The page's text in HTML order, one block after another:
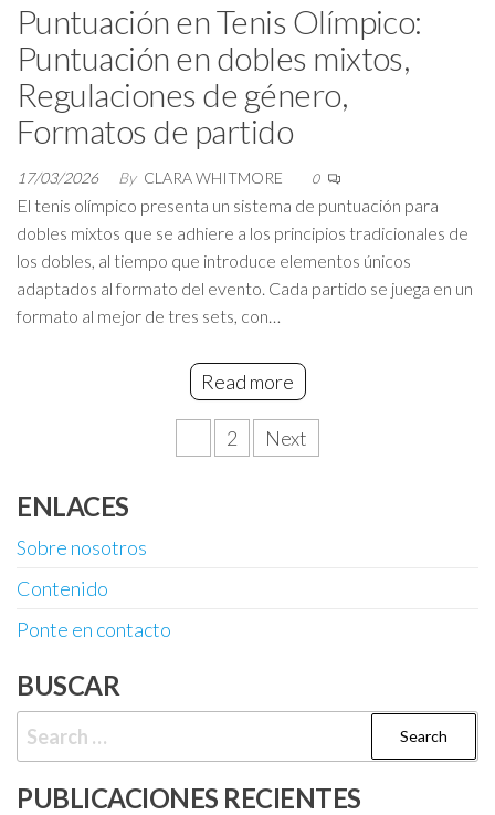
Puntuación en Tenis Olímpico:
Puntuación en dobles mixtos,
Regulaciones de género,
Formatos de partido
17/03/2026 By CLARA WHITMORE 0
El tenis olímpico presenta un sistema de puntuación para
dobles mixtos que se adhiere a los principios tradicionales de
los dobles, al tiempo que introduce elementos únicos
adaptados al formato del evento. Cada partido se juega en un
formato al mejor de tres sets, con…
Read more
2 Next
ENLACES
Sobre nosotros
Contenido
Ponte en contacto
BUSCAR
Search
for:
PUBLICACIONES RECIENTES